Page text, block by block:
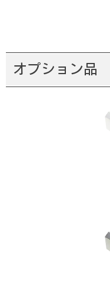
オプション品